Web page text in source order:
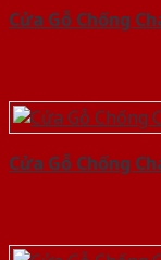
Cửa Gỗ Chống
Cửa Gỗ Chống